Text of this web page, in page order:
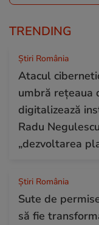
TRENDING
Știri România
Atacul
umbră rețeaua
digitalizează
Radu
„dezvoltarea
Știri România
Sute de
să fie